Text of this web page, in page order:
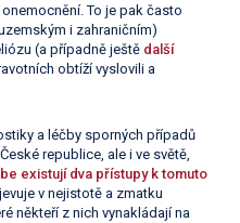
To je pak často
i zahraničním)
(a případně ještě další
obtíží vyslovili a
a léčby sporných případů
republice, ale i ve světě,
existují dva přístupy k tomuto
v nejistotě a zmatku
někteří z nich vynakládají na